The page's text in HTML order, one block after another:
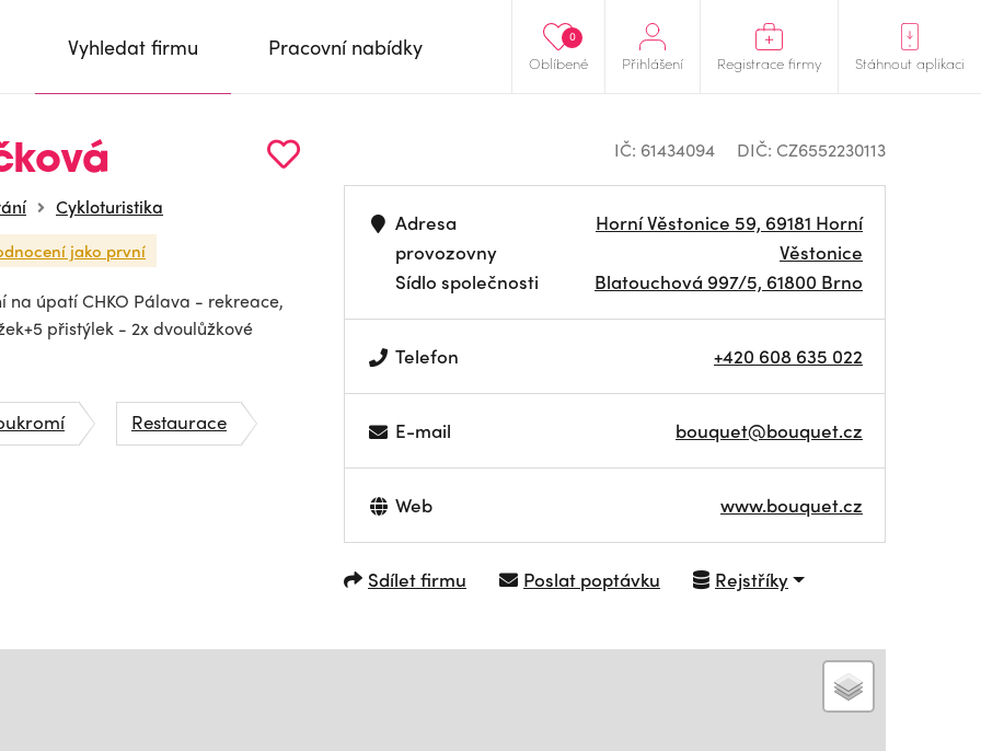
Oblíbené
0
Přihlášení Registrace firmy Stáhnout aplikaci
Vyhledat firmu Pracovní nabídky
Cykloturistika
jako první
úpatí CHKO Pálava - rekreace,
přistýlek - 2x dvoulůžkové
Restaurace
IČ: 61434094 DIČ: CZ6552230113
Adresa
provozovny
Sídlo společnosti
Horní Věstonice 59, 69181 Horní
Věstonice
Blatouchová 997/5, 61800 Brno
Telefon +420 608 635 022
E-mail bouquet@bouquet.cz
Web www.bouquet.cz
Sdílet firmu Poslat poptávku Rejstříky